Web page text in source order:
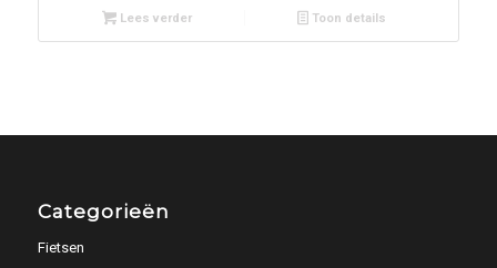
Lees verder Toon details
Categorieën
Fietsen